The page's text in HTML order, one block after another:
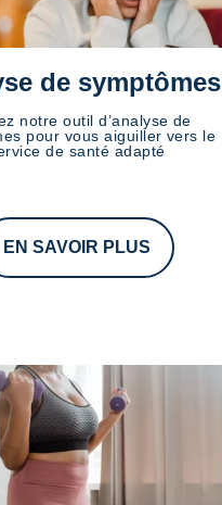
de symptômes
notre outil d’analyse de
pour vous aiguiller vers le
de santé adapté
EN SAVOIR PLUS